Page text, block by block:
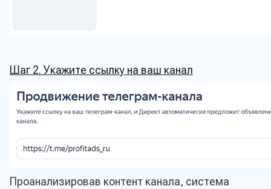
Шаг 2. Укажите ссылку на ваш канал
Проанализировав контент канала, система
Ваше сообщение
Прикрепить заявку на расчет
Даю согласие на обработку моих персональных
Отправить